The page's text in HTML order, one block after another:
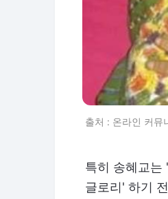
출처 : 온라인 커뮤
특히 송혜교는
글로리' 하기